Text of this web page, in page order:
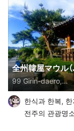
全州韓屋マウル
Hanok Village）
99 Girin-daero,
Pungnamdong
Wansan-gu,
Jeollabuk-do, 大韓
한식과 한복,
전주의 관광명